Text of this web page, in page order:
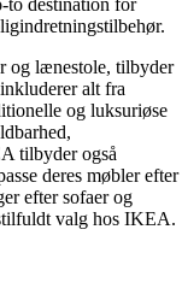
to destination for
og lænestole, tilbyder
alt fra
og luksuriøse
tilbyder også
deres møbler efter
efter sofaer og
valg hos IKEA.